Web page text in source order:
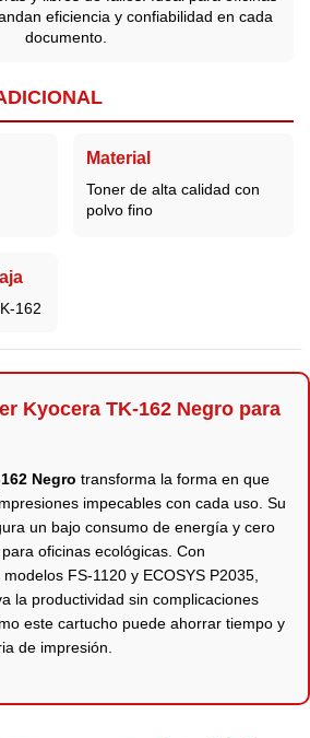
eficiencia y confiabilidad en cada
documento.
Material
Toner de alta calidad con
polvo fino
162
Kyocera TK-162 Negro para
Negro transforma la forma en que
impecables con cada uso. Su
un bajo consumo de energía y cero
oficinas ecológicas. Con
FS-1120 y ECOSYS P2035,
la productividad sin complicaciones
este cartucho puede ahorrar tiempo y
de impresión.